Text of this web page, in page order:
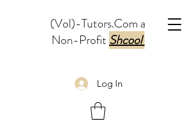
(Vol)-Tutors.Com a
Non-ProfitShcool
Log In